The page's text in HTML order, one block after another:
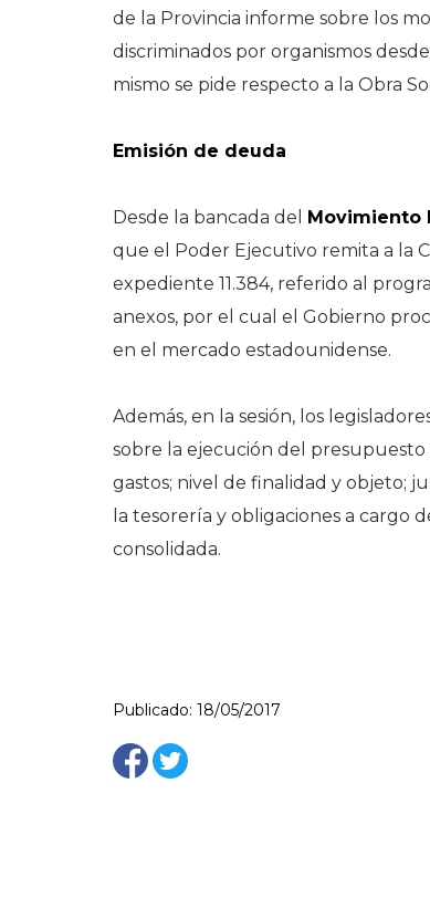
de la Provincia informe sobre los
discriminados por organismos
mismo se pide respecto a la Obra
Emisión de deuda
Desde la bancada del Movimiento
que el Poder Ejecutivo remita a la
expediente 11.384, referido al
anexos, por el cual el Gobierno
en el mercado estadounidense.
Además, en la sesión, los
sobre la ejecución del
gastos; nivel de finalidad y objeto;
la tesorería y obligaciones a cargo
consolidada.
Publicado: 18/05/2017